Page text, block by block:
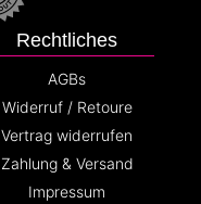
Rechtliches
AGBs
Widerruf / Retoure
Vertrag widerrufen
Zahlung & Versand
Impressum